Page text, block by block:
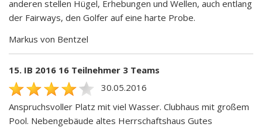
anderen stellen Hügel, Erhebungen und Wellen, auch entlang
der Fairways, den Golfer auf eine harte Probe.
Markus von Bentzel
15. IB 2016 16 Teilnehmer 3 Teams
30.05.2016
Anspruchsvoller Platz mit viel Wasser. Clubhaus mit großem
Pool. Nebengebäude altes Herrschaftshaus Gutes